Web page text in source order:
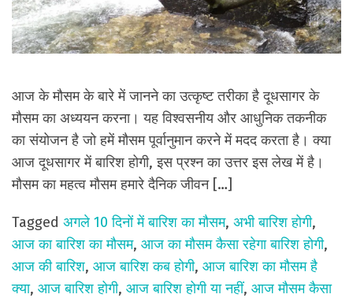
आज के मौसम के बारे में जानने का उत्कृष्ट तरीका है दूधसागर के
मौसम का अध्ययन करना। यह विश्वसनीय और आधुनिक तकनीक
का संयोजन है जो हमें मौसम पूर्वानुमान करने में मदद करता है। क्या
आज दूधसागर में बारिश होगी, इस प्रश्न का उत्तर इस लेख में है।
मौसम का महत्व मौसम हमारे दैनिक जीवन […]
Tagged अगले 10 दिनों में बारिश का मौसम, अभी बारिश होगी,
आज का बारिश का मौसम, आज का मौसम कैसा रहेगा बारिश होगी,
आज की बारिश, आज बारिश कब होगी, आज बारिश का मौसम है
क्या, आज बारिश होगी, आज बारिश होगी या नहीं, आज मौसम कैसा